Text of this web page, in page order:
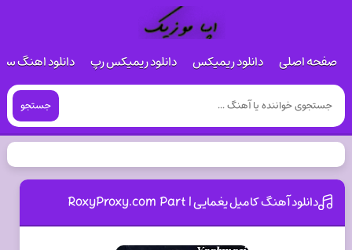
صفحه اصلی دانلود ریمیکس دانلود ریمیکس رپ دانلود اهنگ
جستجو
دانلود آهنگ کامیل یغمایی RoxyProxy.com Part I